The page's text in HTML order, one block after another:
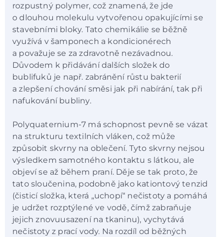
rozpustný polymer, což znamená, že jde
o dlouhou molekulu vytvořenou opakujícími se
stavebními bloky. Tato chemikálie se běžně
využívá v šamponech a kondicionérech
a považuje se za zdravotně nezávadnou.
Důvodem k přidávání dalších složek do
bublifuků je např. zabránění růstu bakterií
a zlepšení chování směsi jak při nabírání, tak při
nafukování bubliny.
Polyquaternium-7 má schopnost pevně se vázat
na strukturu textilních vláken, což může
způsobit skvrny na oblečení. Tyto skvrny nejsou
výsledkem samotného kontaktu s látkou, ale
objeví se až během praní. Děje se tak proto, že
tato sloučenina, podobně jako kationtový tenzid
(čisticí složka, která „uchopí“ nečistoty a pomáhá
je udržet rozptýlené ve vodě, čímž zabraňuje
jejich znovuusazení na tkaninu), vychytává
nečistoty z prací vody. Na rozdíl od běžných